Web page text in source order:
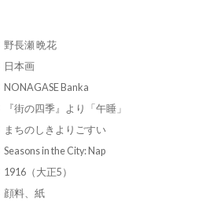
野長瀬 晩花
日本画
NONAGASE Banka
『街の四季』より「午睡」
まちのしきよりごすい
Seasons in the City: Nap
1916（大正5）
顔料、紙